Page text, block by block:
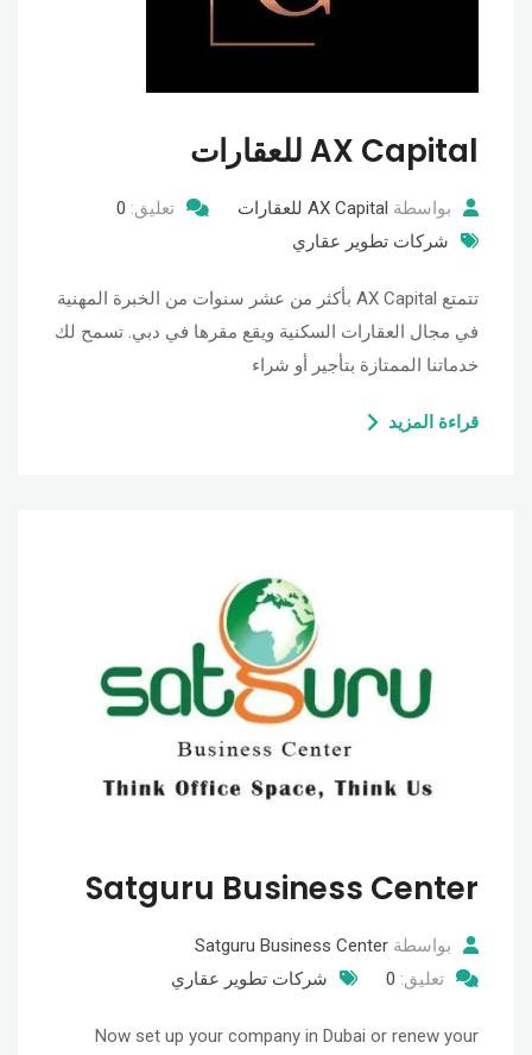
AX Capital للعقارات
بواسطة AX Capital للعقارات تعليق: 0
شركات تطوير عقاري
تتمتع AX Capital بأكثر من عشر سنوات من الخبرة المهنية
في مجال العقارات السكنية ويقع مقرها في دبي. تسمح لك
خدماتنا الممتازة بتأجير أو شراء
قراءة المزيد
Satguru Business Center
بواسطة Satguru Business Center
تعليق: 0 شركات تطوير عقاري
Now set up your company in Dubai or renew your